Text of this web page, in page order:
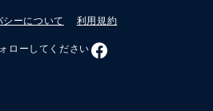
シーについて 利用規約
ローしてください